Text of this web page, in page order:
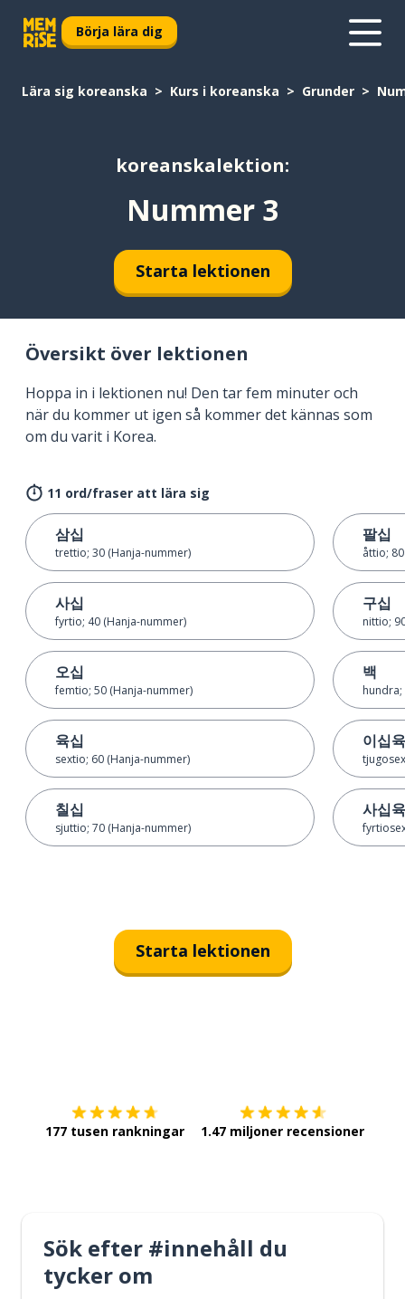
Börja lära dig
Lära sig koreanska Kurs i koreanska Grunder
koreanskalektion:
Nummer 3
Starta lektionen
Översikt över lektionen
Hoppa in i lektionen nu! Den tar fem minuter och
när du kommer ut igen så kommer det kännas som
om du varit i Korea.
11 ord/fraser att lära sig
삼십
trettio; 30 (Hanja-nummer)
사십
fyrtio; 40 (Hanja-nummer)
오십
femtio; 50 (Hanja-nummer)
육십
sextio; 60 (Hanja-nummer)
칠십
sjuttio; 70 (Hanja-nummer)
팔십
åttio;
구십
nittio;
백
이십육
사십육
Starta lektionen
177 tusen rankningar 1.47 miljoner recensioner
Sök efter #innehåll du
tycker om